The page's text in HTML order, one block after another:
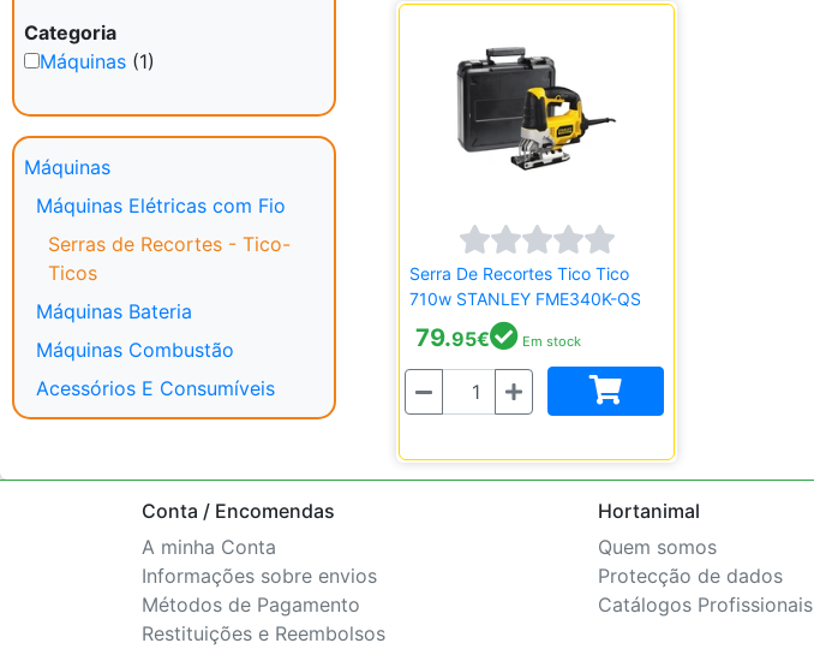
Categoria
Máquinas (1)
Máquinas
Máquinas Elétricas com Fio
Serras de Recortes - Tico-
Ticos
Máquinas Bateria
Máquinas Combustão
Acessórios E Consumíveis
Serra De Recortes Tico Tico
710w STANLEY FME340K-QS
79.95€ Em stock
Quantidade
Conta / Encomendas
A minha Conta
Informações sobre envios
Métodos de Pagamento
Restituições e Reembolsos
Hortanimal
Quem somos
Protecção de dados
Catálogos Profissionais